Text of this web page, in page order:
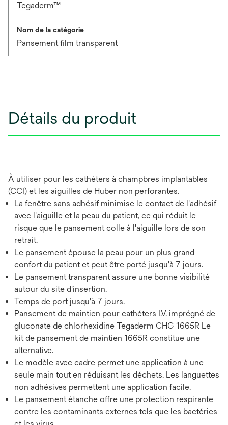
Tegaderm™
Nom de la catégorie
Pansement film transparent
Détails du produit
À utiliser pour les cathéters à champbres implantables
(CCI) et les aiguilles de Huber non perforantes.
La fenêtre sans adhésif minimise le contact de l'adhésif
avec l'aiguille et la peau du patient, ce qui réduit le
risque que le pansement colle à l'aiguille lors de son
retrait.
Le pansement épouse la peau pour un plus grand
confort du patient et peut être porté jusqu'à 7 jours.
Le pansement transparent assure une bonne visibilité
autour du site d'insertion.
Temps de port jusqu'à 7 jours.
Pansement de maintien pour cathéters I.V. imprégné de
gluconate de chlorhexidine Tegaderm CHG 1665R Le
kit de pansement de maintien 1665R constitue une
alternative.
Le modèle avec cadre permet une application à une
seule main tout en réduisant les déchets. Les languettes
non adhésives permettent une application facile.
Le pansement étanche offre une protection respirante
contre les contaminants externes tels que les bactéries